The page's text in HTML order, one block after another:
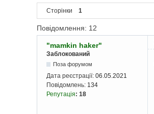
Сторінки 1
Повідомлення: 12
"mamkin haker"
Заблокований
Поза форумом
Дата реєстрації: 06.05.2021
Повідомлень: 134
Репутація: 18